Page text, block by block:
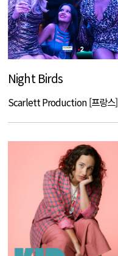
Night Birds
Scarlett Production [프랑스]